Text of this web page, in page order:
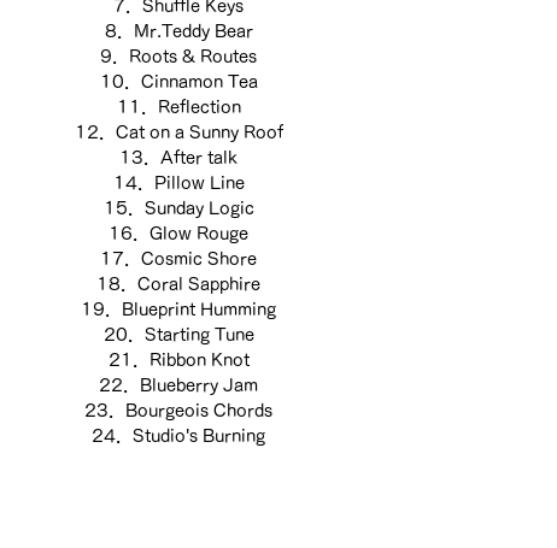
7 ．Shuffle Keys
8 ．Mr.Teddy Bear
9 ．Roots & Routes
10 ．Cinnamon Tea
11
．Reflection
12 ．Cat on a Sunny Roof
13 ．After talk
14．Pillow Line
15 ．Sunday Logic
16 ．Glow Rouge
17 ．Cosmic Shore
18 ．Coral Sapphire
19 ．Blueprint Humming
20 ．Starting Tune
21
．Ribbon Knot
22 ．Blueberry Jam
23 ．Bourgeois Chords
24 ．Studio's Burning